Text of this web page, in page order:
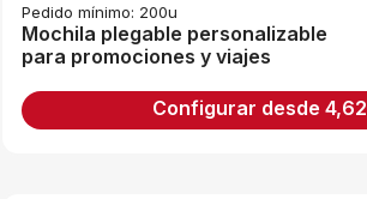
Pedido mínimo: 200u
Mochila plegable personalizable
para promociones y viajes
Configurar desde 4,62